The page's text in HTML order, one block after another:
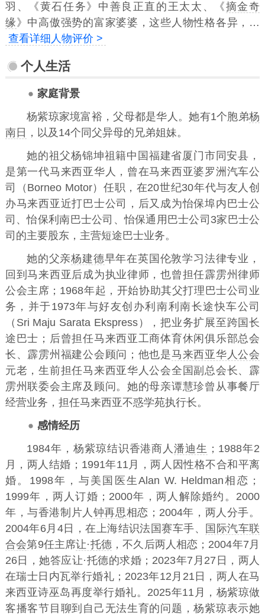
羽、《黄石任务》中善良正直的王太太、《摘金奇
缘》中高傲强势的富家婆婆，这些人物性格各异，…
查看详细人物评价 >
个人生活
家庭背景
杨紫琼家境富裕，父母都是华人。她有1个胞弟杨
南日 ，以及14个同父异母的兄弟姐妹。
她的祖父杨锦坤祖籍中国福建省厦门市同安县，
是第一代马来西亚华人，曾在马来西亚婆罗洲汽车公
司（Borneo Motor）任职，在20世纪30年代与友人创
办马来西亚近打巴士公司，后又成为怡保埠内巴士公
司、怡保利南巴士公司、怡保通用巴士公司3家巴士公
司的主要股东，主营短途巴士业务。
她的父亲杨建德早年在英国伦敦学习法律专业，
回到马来西亚后成为执业律师，也曾担任霹雳州律师
公会主席；1968年起，开始协助其父打理巴士公司业
务，并于1973年与好友创办利南利南长途快车公司
（Sri Maju Sarata Ekspress），把业务扩展至跨国长
途巴士；后曾担任马来西亚工商体育休闲俱乐部总会
长、霹雳州福建公会顾问；他也是马来西亚华人公会
元老，生前担任马来西亚华人公会全国副总会长、霹
雳州联委会主席及顾问。她的母亲谭慧珍曾从事餐厅
经营业务，担任马来西亚不惑学苑执行长。
感情经历
1984年，杨紫琼结识香港商人潘迪生 ；1988年2
月，两人结婚；1991年11月，两人因性格不合和平离
婚。1998年，与美国医生Alan W. Heldman相恋；
1999年，两人订婚；2000年，两人解除婚约。2000
年，与香港制片人 钟再思相恋；2004年，两人分手。
2004年6月4日，在上海结识法国赛车手、
国际汽车联
合会第9任主席让·托德 ，不久后两人相恋；2004年7月
26日，她答应让·托德的求婚；2023年7月27日，两人
在瑞士日内瓦举行婚礼；2023年12月21日，两人在马
来西亚诗巫岛再度举行婚礼。2025年11月，杨紫琼做
客播客节目聊到自己无法生育的问题，杨紫琼表示她